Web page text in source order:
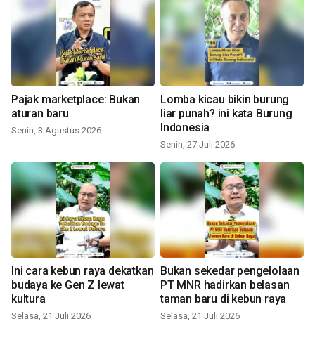
Pajak marketplace: Bukan
aturan baru
Senin, 3 Agustus 2026
Lomba kicau bikin burung
liar punah? ini kata Burung
Indonesia
Senin, 27 Juli 2026
Ini cara kebun raya dekatkan
budaya ke Gen Z lewat
kultura
Selasa, 21 Juli 2026
Bukan sekedar pengelolaan
PT MNR hadirkan belasan
taman baru di kebun raya
Selasa, 21 Juli 2026